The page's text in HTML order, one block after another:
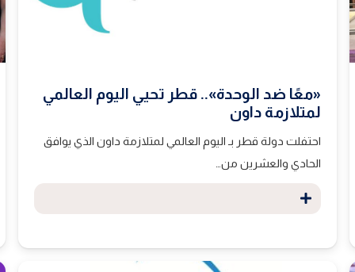
«معًا ضد الوحدة».. قطر تحيي اليوم العالمي
لمتلازمة داون
احتفلت دولة قطر بـ اليوم العالمي لمتلازمة داون الذي يوافق
الحادي والعشرين من…